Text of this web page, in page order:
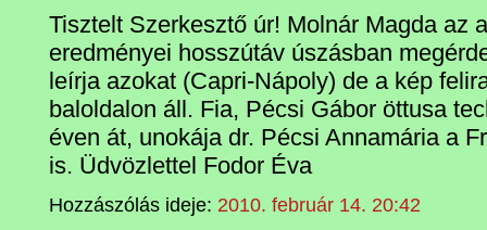
Tisztelt Szerkesztő úr! Molnár Magda az
eredményei hosszútáv úszásban
leírja azokat (Capri-Nápoly) de a kép
baloldalon áll. Fia, Pécsi Gábor öttusa
éven át, unokája dr. Pécsi Annamária a
is. Üdvözlettel Fodor Éva
Hozzászólás ideje: 2010. február 14. 20:42